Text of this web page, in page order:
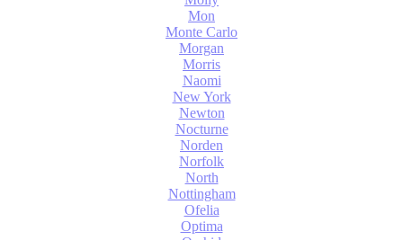
Mon
Monte Carlo
Morgan
Morris
Naomi
New York
Newton
Nocturne
Norden
Norfolk
North
Nottingham
Ofelia
Optima